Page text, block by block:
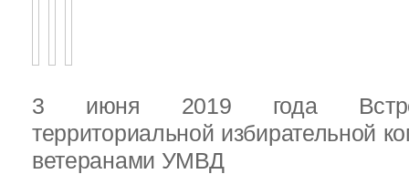
3 июня 2019 года
территориальной избирательной
ветеранами УМВД